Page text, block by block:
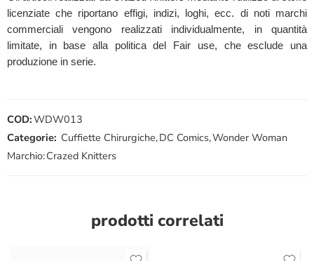
licenziate che riportano effigi, indizi, loghi, ecc. di noti marchi
commerciali vengono realizzati individualmente, in quantità
limitate, in base alla politica del Fair use, che esclude una
produzione in serie.
COD:WDW013
Categorie: Cuffiette Chirurgiche,DC Comics,Wonder Woman
Marchio:Crazed Knitters
prodotti correlati